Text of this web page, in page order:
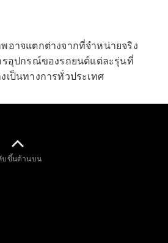
อาจแตกต่างจากที่จำหน่ายจริง
รอุปกรณ์ของรถยนต์แต่ละรุ่นที่
เป็นทางการทั่วประเทศ
บขึ้นด้านบน